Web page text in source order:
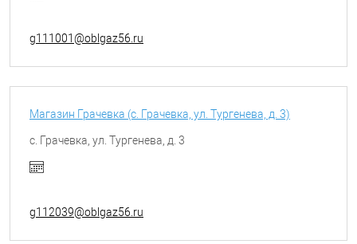
g111001@oblgaz56.ru
Магазин Грачевка (с. Грачевка, ул. Тургенева, д. 3)
с. Грачевка, ул. Тургенева, д. 3
g112039@oblgaz56.ru